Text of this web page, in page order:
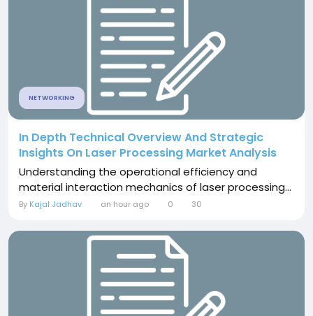
NETWORKING
In Depth Technical Overview And Strategic
Insights On Laser Processing Market Analysis
Understanding the operational efficiency and
material interaction mechanics of laser processing...
By Kajal Jadhav an hour ago 0 30